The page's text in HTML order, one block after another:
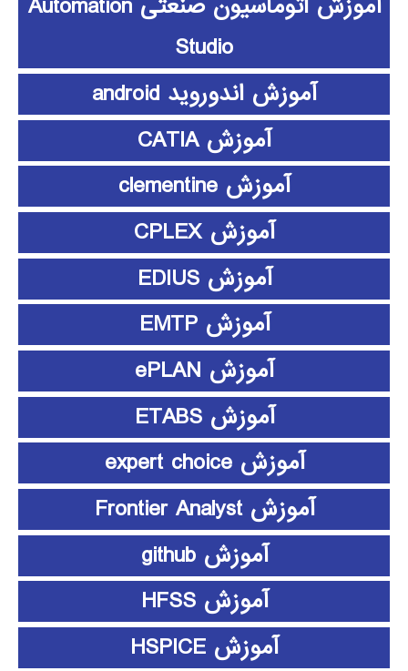
Studio
آموزش اندوروید android
آموزش CATIA
آموزش clementine
آموزش CPLEX
آموزش EDIUS
آموزش EMTP
آموزش ePLAN
آموزش ETABS
آموزش expert choice
آموزش Frontier Analyst
آموزش github
آموزش HFSS
آموزش HSPICE